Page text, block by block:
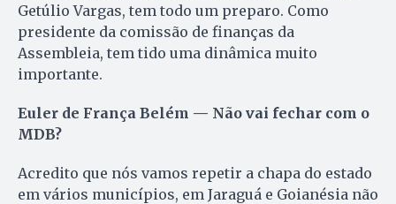
Getúlio Vargas, tem todo um preparo. Como
presidente da comissão de finanças da
Assembleia, tem tido uma dinâmica muito
importante.
Euler de França Belém — Não vai fechar com o
MDB?
Acredito que nós vamos repetir a chapa do estado
em vários municípios, em Jaraguá e Goianésia não